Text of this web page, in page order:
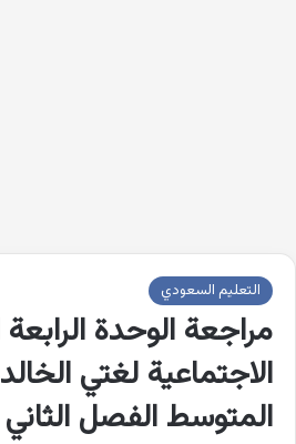
التعليم السعودي
مراجعة الوحدة الرابعة
الاجتماعية لغتي
المتوسط الفصل الثاني